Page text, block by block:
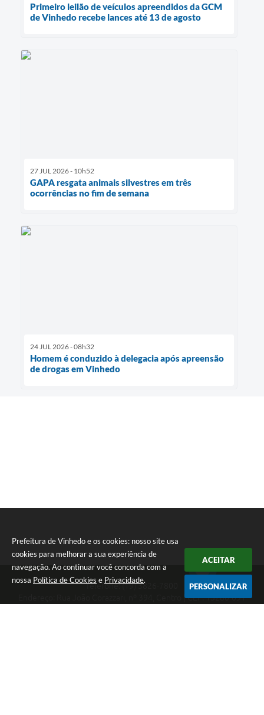
Prefeitura de Vinhedo e os cookies: nosso site usa
cookies para melhorar a sua experiência de
navegação. Ao continuar você concorda com a
nossa Política de Cookies e Privacidade.
ACEITAR
PERSONALIZAR
Primeiro leilão de veículos apreendidos da GCM
de Vinhedo recebe lances até 13 de agosto
27 JUL 2026 - 10h52
GAPA resgata animais silvestres em três
ocorrências no fim de semana
24 JUL 2026 - 08h32
Homem é conduzido à delegacia após apreensão
de drogas em Vinhedo
Telefone: (19) 3826-7800
Endereço: Rua João Corazzari, nº 394, Centro | CEP: 13280-091